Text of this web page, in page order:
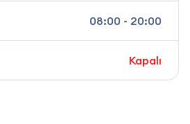
08:00 - 20:00
Kapalı